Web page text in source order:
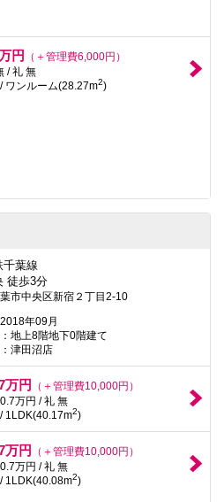
円
（＋管理費6,000円）
/ 礼 無
ワンルーム(28.27m2)
千葉線
徒歩3分
市中央区新宿２丁目2-10
年09月
地上8階地下0階建て
津田沼店
万円
（＋管理費10,000円）
万円 / 礼 無
1LDK(40.17m2)
万円
（＋管理費10,000円）
万円 / 礼 無
1LDK(40.08m2)